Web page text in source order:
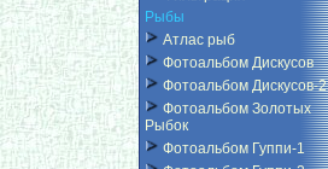
Рыбы
Атлас рыб
Фотоальбом Дискусов
Фотоальбом Дискусов-2
Фотоальбом Золотых
Рыбок
Фотоальбом Гуппи-1